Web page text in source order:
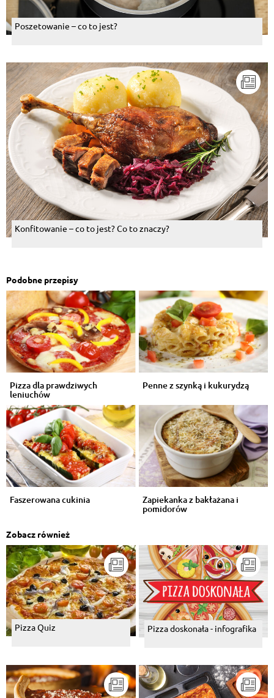
Poszetowanie – co to jest?
Konfitowanie – co to jest? Co to znaczy?
Podobne przepisy
Pizza dla prawdziwych
leniuchów
Penne z szynką i kukurydzą
Faszerowana cukinia Zapiekanka z bakłażana i
pomidorów
Zobacz również
Pizza Quiz Pizza doskonała - infografika